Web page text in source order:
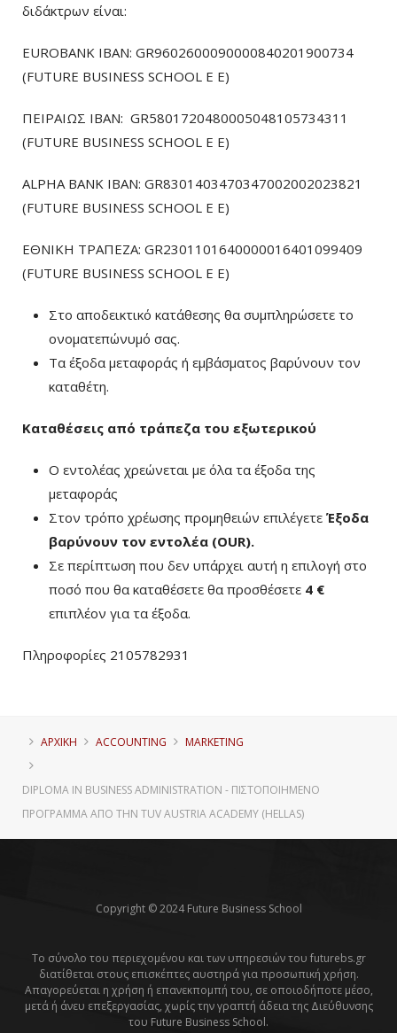
διδάκτρων είναι:
EUROBANK IBAN: GR9602600090000840201900734
(FUTURE BUSINESS SCHOOL E E)
ΠΕΙΡΑΙΩΣ ΙΒΑΝ: GR5801720480005048105734311
(FUTURE BUSINESS SCHOOL E E)
ALPHA BANK IBAN: GR8301403470347002002023821
(FUTURE BUSINESS SCHOOL E E)
ΕΘΝΙΚΗ ΤΡΑΠΕΖΑ: GR2301101640000016401099409
(FUTURE BUSINESS SCHOOL E E)
Στο αποδεικτικό κατάθεσης θα συμπληρώσετε το
ονοματεπώνυμό σας.
Τα έξοδα μεταφοράς ή εμβάσματος βαρύνουν τον
καταθέτη.
Καταθέσεις από τράπεζα του εξωτερικού
Ο εντολέας χρεώνεται με όλα τα έξοδα της
μεταφοράς
Στον τρόπο χρέωσης προμηθειών επιλέγετε Έξοδα
βαρύνουν τον εντολέα (ΟUR).
Σε περίπτωση που δεν υπάρχει αυτή η επιλογή στο
ποσό που θα καταθέσετε θα προσθέσετε 4 €
επιπλέον για τα έξοδα.
Πληροφορίες 2105782931
ΑΡΧΙΚΗ ACCOUNTING MARKETING
DIPLOMA IN BUSINESS ADMINISTRATION - ΠΙΣΤΟΠΟΙΗΜΈΝΟ
ΠΡΌΓΡΑΜΜΑ ΑΠΌ ΤΗΝ TUV AUSTRIA ACADEMY (HELLAS)
Copyright © 2024 Future Business School
Το σύνολο του περιεχομένου και των υπηρεσιών του futurebs.gr
διατίθεται στους επισκέπτες αυστηρά για προσωπική χρήση.
Απαγορεύεται η χρήση ή επανεκπομπή του, σε οποιοδήποτε μέσο,
μετά ή άνευ επεξεργασίας, χωρίς την γραπτή άδεια της Διεύθυνσης
του Future Business School.